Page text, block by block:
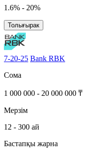
1.6% - 20%
Толығырак
7-20-25 Bank RBK
Сома
1 000 000 - 20 000 000 ₸
Мерзім
12 - 300 ай
Бастапқы жарна